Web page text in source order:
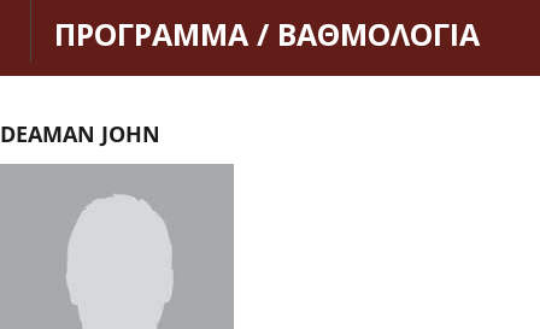
ΠΡΟΓΡΑΜΜΑ / ΒΑΘΜΟΛΟΓΙΑ
DEAMAN JOHN